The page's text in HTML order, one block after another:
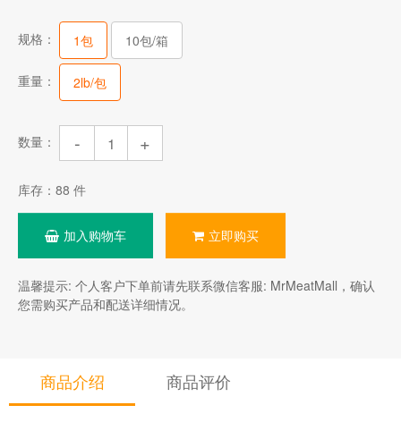
规格： 1包 10包/箱
重量： 2lb/包
数量： - +
库存： 88 件
加入购物车 立即购买
温馨提示: 个人客户下单前请先联系微信客服: MrMeatMall，确认
您需购买产品和配送详细情况。
商品介绍 商品评价